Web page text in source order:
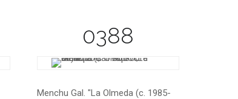
0388
Menchu Gal. "La Olmeda (c. 1985-